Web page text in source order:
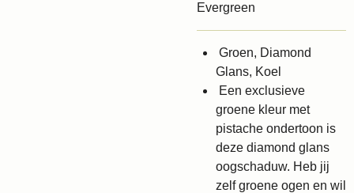
Evergreen
Groen, Diamond
Glans, Koel
Een exclusieve
groene kleur met
pistache ondertoon is
deze diamond glans
oogschaduw. Heb jij
zelf groene ogen en wil